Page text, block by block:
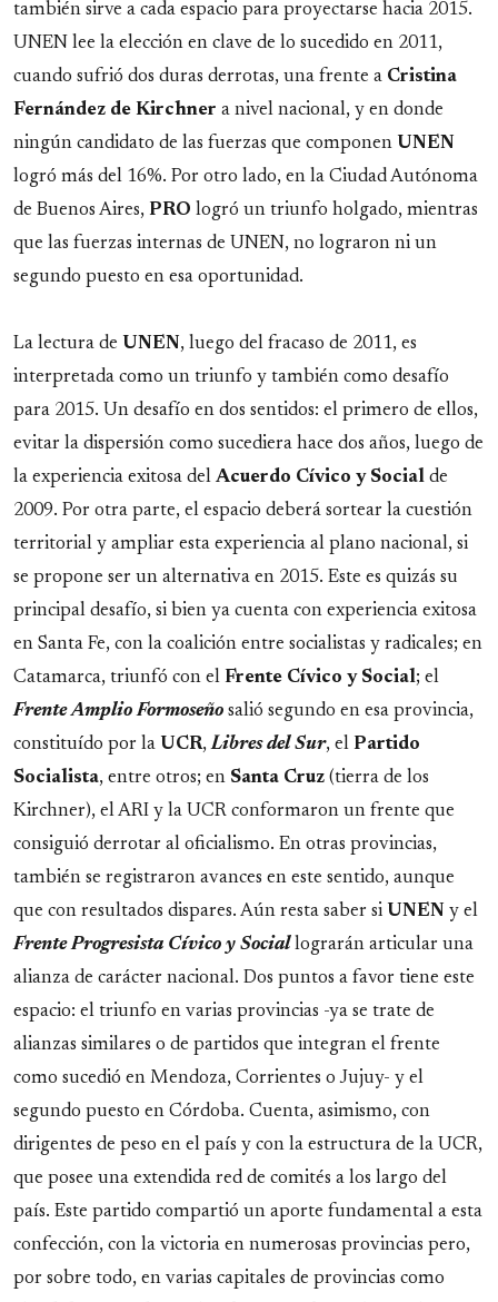
también sirve a cada espacio para proyectarse hacia 2015.
UNEN lee la elección en clave de lo sucedido en 2011,
cuando sufrió dos duras derrotas, una frente a Cristina
Fernández de Kirchner a nivel nacional, y en donde
ningún candidato de las fuerzas que componen UNEN
logró más del 16%. Por otro lado, en la Ciudad Autónoma
de Buenos Aires, PRO logró un triunfo holgado, mientras
que las fuerzas internas de UNEN, no lograron ni un
segundo puesto en esa oportunidad.
La lectura de UNEN, luego del fracaso de 2011, es
interpretada como un triunfo y también como desafío
para 2015. Un desafío en dos sentidos: el primero de ellos,
evitar la dispersión como sucediera hace dos años, luego de
la experiencia exitosa del Acuerdo Cívico y Social de
2009. Por otra parte, el espacio deberá sortear la cuestión
territorial y ampliar esta experiencia al plano nacional, si
se propone ser un alternativa en 2015. Este es quizás su
principal desafío, si bien ya cuenta con experiencia exitosa
en Santa Fe, con la coalición entre socialistas y radicales; en
Catamarca, triunfó con el Frente Cívico y Social; el
Frente Amplio Formoseño salió segundo en esa provincia,
constituído por la UCR, Libres del Sur, el Partido
Socialista, entre otros; en Santa Cruz (tierra de los
Kirchner), el ARI y la UCR conformaron un frente que
consiguió derrotar al oficialismo. En otras provincias,
también se registraron avances en este sentido, aunque
que con resultados dispares. Aún resta saber si UNEN y el
Frente Progresista Cívico y Social lograrán articular una
alianza de carácter nacional. Dos puntos a favor tiene este
espacio: el triunfo en varias provincias -ya se trate de
alianzas similares o de partidos que integran el frente
como sucedió en Mendoza, Corrientes o Jujuy- y el
segundo puesto en Córdoba. Cuenta, asimismo, con
dirigentes de peso en el país y con la estructura de la UCR,
que posee una extendida red de comités a los largo del
país. Este partido compartió un aporte fundamental a esta
confección, con la victoria en numerosas provincias pero,
por sobre todo, en varias capitales de provincias como